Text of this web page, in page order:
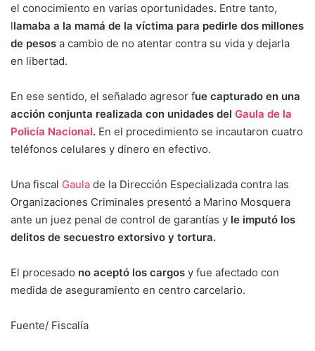
el conocimiento en varias oportunidades. Entre tanto,
llamaba a la mamá de la víctima para pedirle dos millones
de pesos a cambio de no atentar contra su vida y dejarla
en libertad.
En ese sentido, el señalado agresor fue capturado en una
acción conjunta realizada con unidades del Gaula de la
Policía Nacional. En el procedimiento se incautaron cuatro
teléfonos celulares y dinero en efectivo.
Una fiscal Gaula de la Dirección Especializada contra las
Organizaciones Criminales presentó a Marino Mosquera
ante un juez penal de control de garantías y le imputó los
delitos de secuestro extorsivo y tortura.
El procesado no aceptó los cargos y fue afectado con
medida de aseguramiento en centro carcelario.
Fuente/ Fiscalía